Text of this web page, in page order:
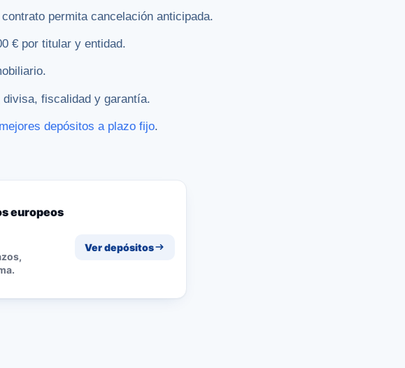
permita cancelación anticipada.
€ por titular y entidad.
fiscalidad y garantía.
mejores depósitos a plazo fijo.
europeos
Ver depósitos